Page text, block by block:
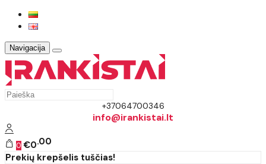
Navigacija
+37064700346
info@irankistai.lt
0 €0 00
Prekių krepšelis tuščias!